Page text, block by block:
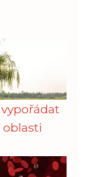
vypořádat
oblasti